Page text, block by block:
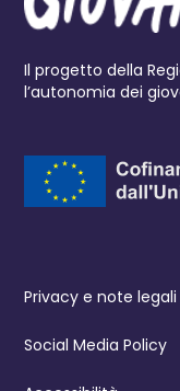
Il progetto della
l’autonomia dei
Privacy e note legali
Social Media Policy